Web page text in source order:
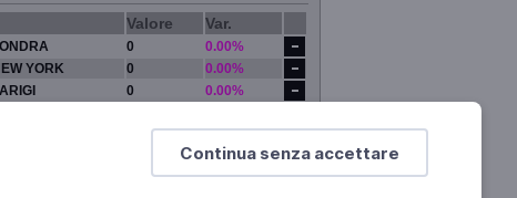
Continua senza accettare
Valore Var.
0
0.00%
YORK
0
0.00%
0
0.00%